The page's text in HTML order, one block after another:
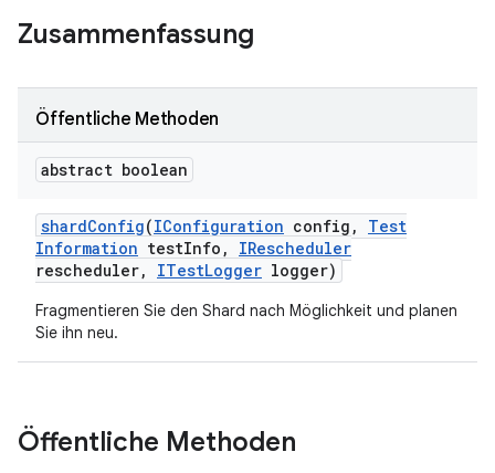
Zusammenfassung
Öffentliche Methoden
abstract boolean
shardConfig(IConfiguration config ,
Test
Information testInfo ,
IRescheduler
rescheduler, ITestLogger logger)
Fragmentieren Sie den Shard nach Möglichkeit und planen
Sie ihn neu.
Öffentliche Methoden